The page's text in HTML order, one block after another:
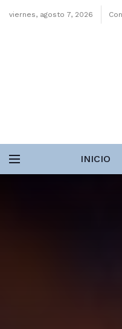
viernes, agosto 7, 2026
INICIO